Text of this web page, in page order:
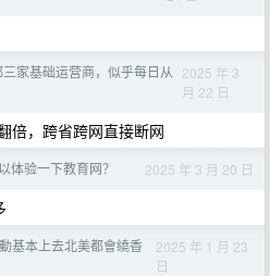
三家基础运营商，似乎每日从 2025 年 3
月 22 日
倍，跨省跨网直接断网
体验一下教育网？ 2025 年 3 月 20 日
基本上去北美都會繞香
2025 年 1 月 23
日